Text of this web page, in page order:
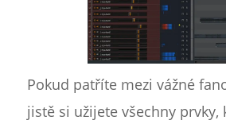
Pokud patříte mezi vážné
jistě si užijete všechny